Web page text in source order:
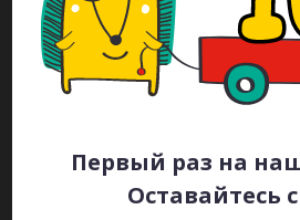
Первый раз на
Оставайтесь
Каталог
Будьте всегда в